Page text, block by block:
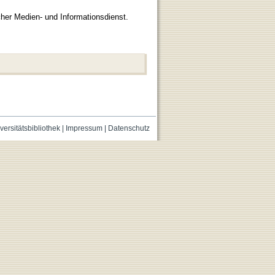
Medien- und Informationsdienst.
| Impressum| Datenschutz